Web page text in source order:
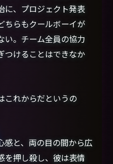
に、プロジェクト発表
ちらもクールボーイが
い。チーム全員の協力
つけることはできなか
れからだというの
と、両の目の間から広
を押し殺し、彼は表情